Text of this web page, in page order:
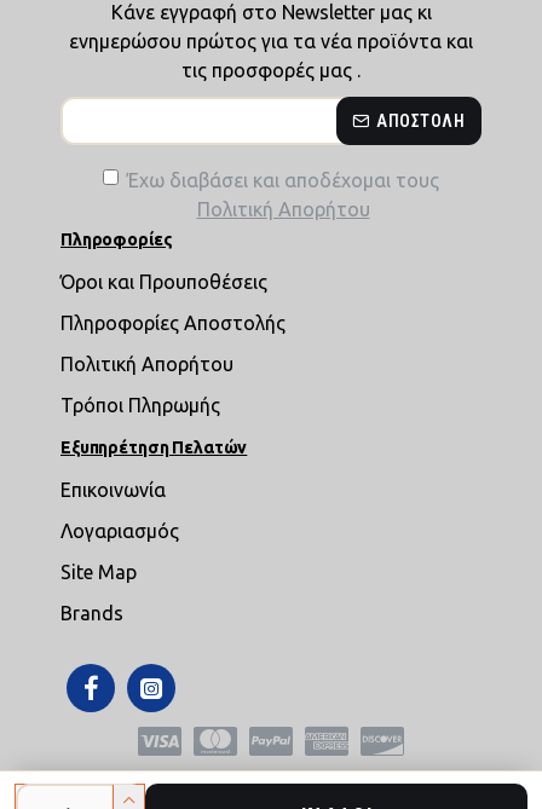
Κάνε εγγραφή στο Newsletter μας κι
ενημερώσου πρώτος για τα νέα προϊόντα και
τις προσφορές μας .
ΑΠΟΣΤΟΛΉ
Έχω διαβάσει και αποδέχομαι τους
Πολιτική Απορήτου
Πληροφορίες
Όροι και Προυποθέσεις
Πληροφορίες Αποστολής
Πολιτική Απορήτου
Τρόποι Πληρωμής
Εξυπηρέτηση Πελατών
Επικοινωνία
Λογαριασμός
Site Map
Brands
Copyright © 2021,mikroepipla.gr , All Rights Reserved